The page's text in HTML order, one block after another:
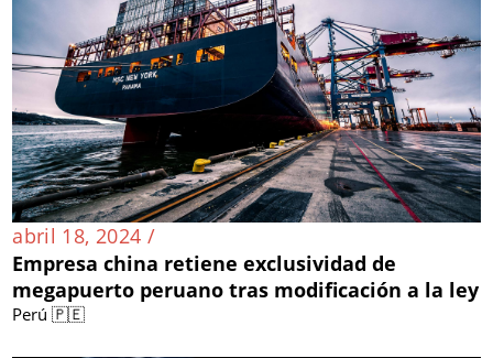
abril 18, 2024 /
Empresa china retiene exclusividad de
megapuerto peruano tras modificación a la ley
Perú 🇵🇪